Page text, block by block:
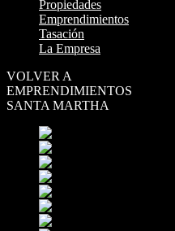
Propiedades
Emprendimientos
Tasación
La Empresa
VOLVER A
EMPRENDIMIENTOS
SANTA MARTHA